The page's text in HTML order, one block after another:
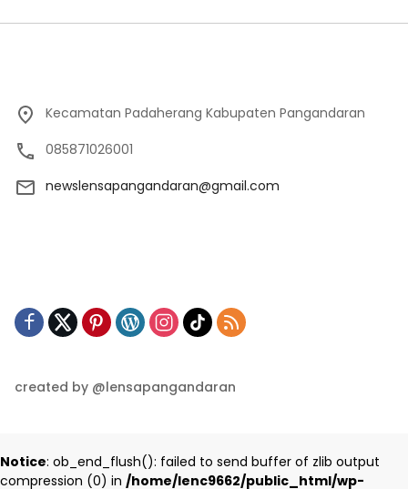
Kecamatan Padaherang Kabupaten Pangandaran
085871026001
newslensapangandaran@gmail.com
created by @lensapangandaran
Notice: ob_end_flush(): failed to send buffer of zlib output
compression (0) in /home/lenc9662/public_html/wp-